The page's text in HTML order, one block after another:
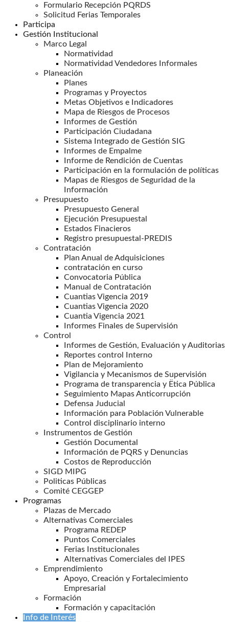
Formulario Recepción PQRDS
Solicitud Ferias Temporales
Participa
Gestión Institucional
Marco Legal
Normatividad
Normatividad Vendedores Informales
Planeación
Planes
Programas y Proyectos
Metas Objetivos e Indicadores
Mapa de Riesgos de Procesos
Informes de Gestión
Participación Ciudadana
Sistema Integrado de Gestión SIG
Informes de Empalme
Informe de Rendición de Cuentas
Participación en la formulación de políticas
Mapas de Riesgos de Seguridad de la
Información
Presupuesto
Presupuesto General
Ejecución Presupuestal
Estados Finacieros
Registro presupuestal-PREDIS
Contratación
Plan Anual de Adquisiciones
contratación en curso
Convocatoria Pública
Manual de Contratación
Cuantias Vigencia 2019
Cuantias Vigencia 2020
Cuantia Vigencia 2021
Informes Finales de Supervisión
Control
Informes de Gestión, Evaluación y Auditorias
Reportes control Interno
Plan de Mejoramiento
Vigilancia y Mecanismos de Supervisión
Programa de transparencia y Ëtica Pública
Seguimiento Mapas Anticorrupción
Defensa Juducial
Información para Población Vulnerable
Control disciplinario interno
Instrumentos de Gestión
Gestión Documental
Información de PQRS y Denuncias
Costos de Reproducción
SIGD MIPG
Politicas Públicas
Comité CEGGEP
Programas
Plazas de Mercado
Alternativas Comerciales
Programa REDEP
Puntos Comerciales
Ferias Institucionales
Alternativas Comerciales del IPES
Emprendimiento
Apoyo, Creación y Fortalecimiento
Empresarial
Formación
Formación y capacitación
Info de Interés